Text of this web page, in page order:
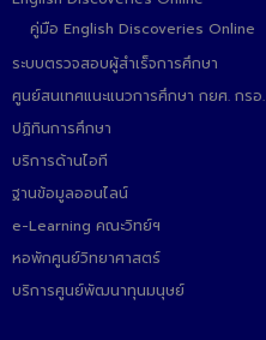
คู่มือ English Discoveries Online
ระบบตรวจสอบผู้สำเร็จการศึกษา
ศูนย์สนเทศแนะแนวการศึกษา กยศ. กรอ.
ปฏิทินการศึกษา
บริการด้านไอที
ฐานข้อมูลออนไลน์
e-Learning คณะวิทย์ฯ
หอพักศูนย์วิทยาศาสตร์
บริการศูนย์พัฒนาทุนมนุษย์